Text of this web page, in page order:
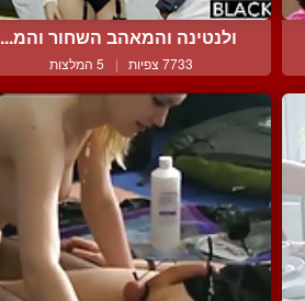
ולנטינה והמאהב השחור והמ...
7733 צפיות | 5 המלצות